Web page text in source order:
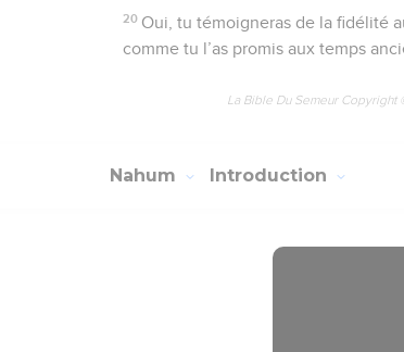
20 Oui, tu témoigneras de la fidélité
comme tu l’as promis aux temps
La Bible Du Semeur
Nahum Introduction